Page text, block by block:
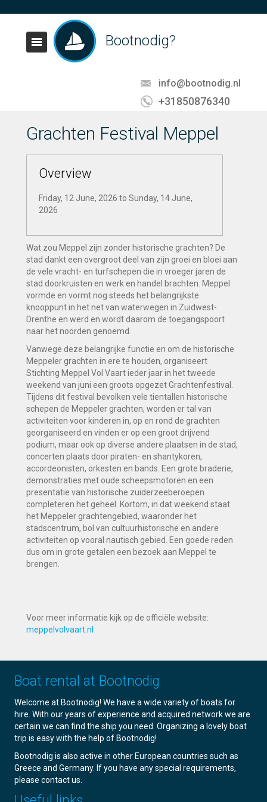
Bootnodig?
info@bootnodig.nl
+31850876340
Grachten Festival Meppel
Overview
Friday, 12 June, 2026 to Sunday, 14 June,
2026
Wat zou Meppel zijn zonder historische grachten? De
stad dankt een overgroot deel van zijn groei en bloei aan
de vele vracht- en turfschepen die in vroeger jaren de
stad doorkruisten en werk en handel brachten. Meppel
vormde en vormt nog steeds het belangrijkste
knooppunt in het net van waterwegen in Zuidwest-
Drenthe en werd en wordt daarom de toegangspoort
naar het noorden genoemd.
Vanwege deze belangrijke functie en om de historische
Meppeler grachten in ere te houden, organiseert
Stichting Meppel Vol Vaart ieder jaar in het tweede
weekend van juni een groots opgezet Grachtenfestival.
Tijdens dit festival bevolken vele tientallen historische
schepen de Meppeler grachten, worden er tal van
activiteiten voor kinderen in, op en rond de grachten
georganiseerd en vinden er op een groot drijvend
podium, maar ook op diverse andere plaatsen in de stad,
concerten plaats door piraten- en shantykoren,
accordeonisten, orkesten en bands. Een grote braderie,
demonstraties met oude scheepsmotoren en een
presentatie van historische zuiderzeeberoepen
completeren het geheel. Kortom, in dat weekend staat
het Meppeler grachtengebied, waaronder het
stadscentrum, bol van cultuurhistorische en andere
activiteiten op vooral nautisch gebied. Een goede reden
dus om in grote getalen een bezoek aan Meppel te
brengen.
Voor meer informatie kijk op de officiële website:
meppelvolvaart.nl
Boat rental at Bootnodig
Welcome at Bootnodig! We have a wide variety of boats for
hire. With our years of experience and acquired network we are
certain we can find the ship you need. Organizing a lovely boat
trip is easy with the help of Bootnodig!
Bootnodig is also active in other European countries such as
Greece and Germany. If you have any special requirements,
please contact us.